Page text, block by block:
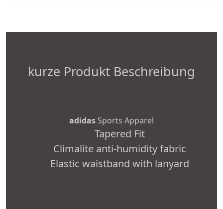
kurze Produkt Beschreibung
adidas Sports Apparel
Tapered Fit
Climalite anti-humidity fabric
Elastic waistband with lanyard